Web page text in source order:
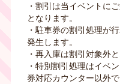
・割引は当イベントに
となります。
・駐車券の割引処理が
発生します。
・再入庫は割引対象外
・特別割引処理はイベ
券対応カウンター以外